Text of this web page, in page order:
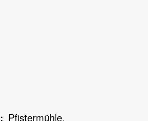
Pfistermühle,